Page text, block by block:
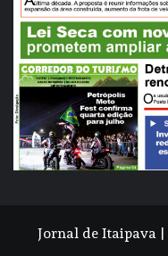
Jornal de Itaipava |